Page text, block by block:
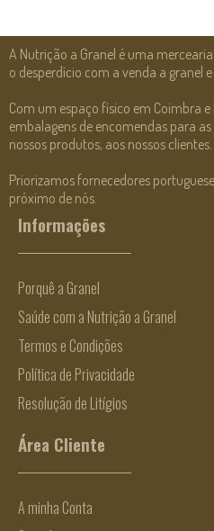
A Nutrição a Granel é uma
o desperdício com a venda a granel
Com um espaço físico em Coimbra
embalagens de encomendas para
nossos produtos, aos nossos clientes.
Priorizamos fornecedores
próximo de nós.
Informações
Porquê a Granel
Saúde com a Nutrição a Granel
Termos e Condições
Política de Privacidade
Resolução de Litígios
Área Cliente
A minha Conta